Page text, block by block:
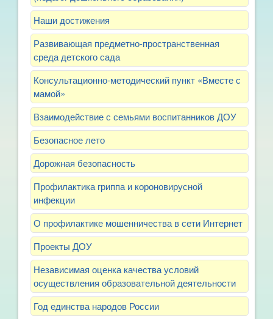
Наши достижения
Развивающая предметно-пространственная
среда детского сада
Консультационно-методический пункт «Вместе с
мамой»
Взаимодействие с семьями воспитанников ДОУ
Безопасное лето
Дорожная безопасность
Профилактика гриппа и короновирусной
инфекции
О профилактике мошенничества в сети Интернет
Проекты ДОУ
Независимая оценка качества условий
осуществления образовательной деятельности
Год единства народов России